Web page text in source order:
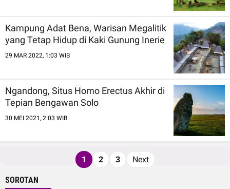
Kampung Adat Bena, Warisan Megalitik
yang Tetap Hidup di Kaki Gunung Inerie
29 MAR 2022, 1:03 WIB
Ngandong, Situs Homo Erectus Akhir di
Tepian Bengawan Solo
30 MEI 2021, 2:03 WIB
1 2 3 Next
SOROTAN